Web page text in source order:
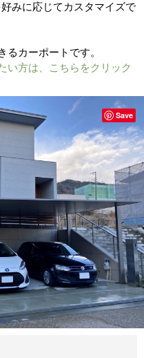
みに応じてカスタマイズで
カーポートです。
い方は、こちらをクリック
Save